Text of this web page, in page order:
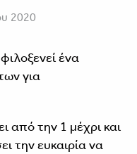
2020
ένα
για
από την 1 μέχρι και
την ευκαιρία να